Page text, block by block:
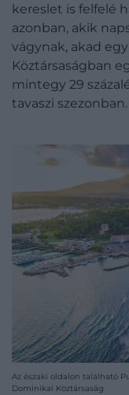
kereslet is felfelé
azonban, akik
vágynak, akad
Köztársaságban
mintegy 29
tavaszi szezonban.
Az északi oldalon található
Dominikai Köztársaság